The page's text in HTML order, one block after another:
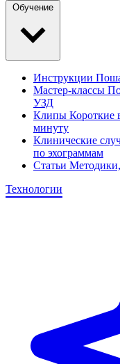
Инструкции
Мастер-классы
УЗД
Клипы Короткие
минуту
Клинические
по эхограммам
Статьи
Технологии